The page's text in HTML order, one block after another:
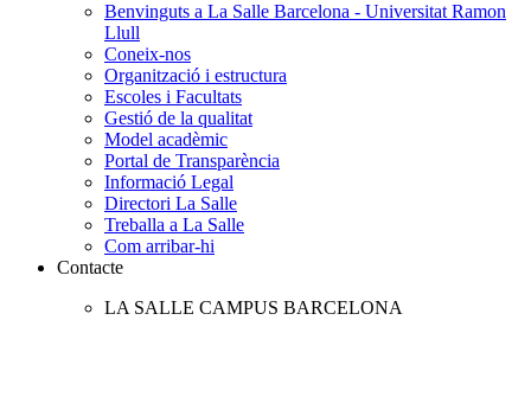
Benvinguts a La Salle Barcelona - Universitat Ramon
Llull
Coneix-nos
Organització i estructura
Escoles i Facultats
Gestió de la qualitat
Model acadèmic
Portal de Transparència
Informació Legal
Directori La Salle
Treballa a La Salle
Com arribar-hi
Contacte
LA SALLE CAMPUS BARCELONA